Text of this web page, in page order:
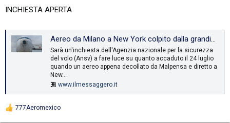
INCHIESTA APERTA
Aereo da Milano a New York colpito dalla grandine, l’Italia apre un’inchiesta di sicurezza
Sarà un'inchiesta dell'Agenzia nazionale per la sicurezza
del volo (Ansv) a fare luce su quanto accaduto il 24 luglio
quando un aereo appena decollato da Malpensa e diretto a
New...
www.ilmessaggero.it
R
777Aeromexico